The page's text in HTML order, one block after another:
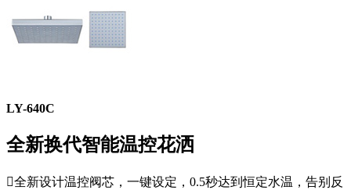
LY-640C
全新换代智能温控花洒
全新设计温控阀芯，一键设定，0.5秒达到恒定水温，告别反